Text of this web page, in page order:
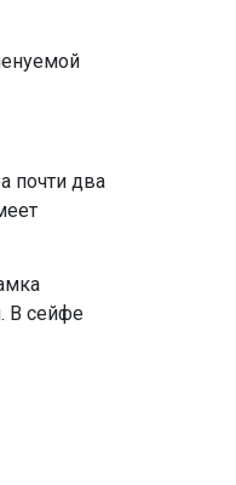
почти два
В сейфе